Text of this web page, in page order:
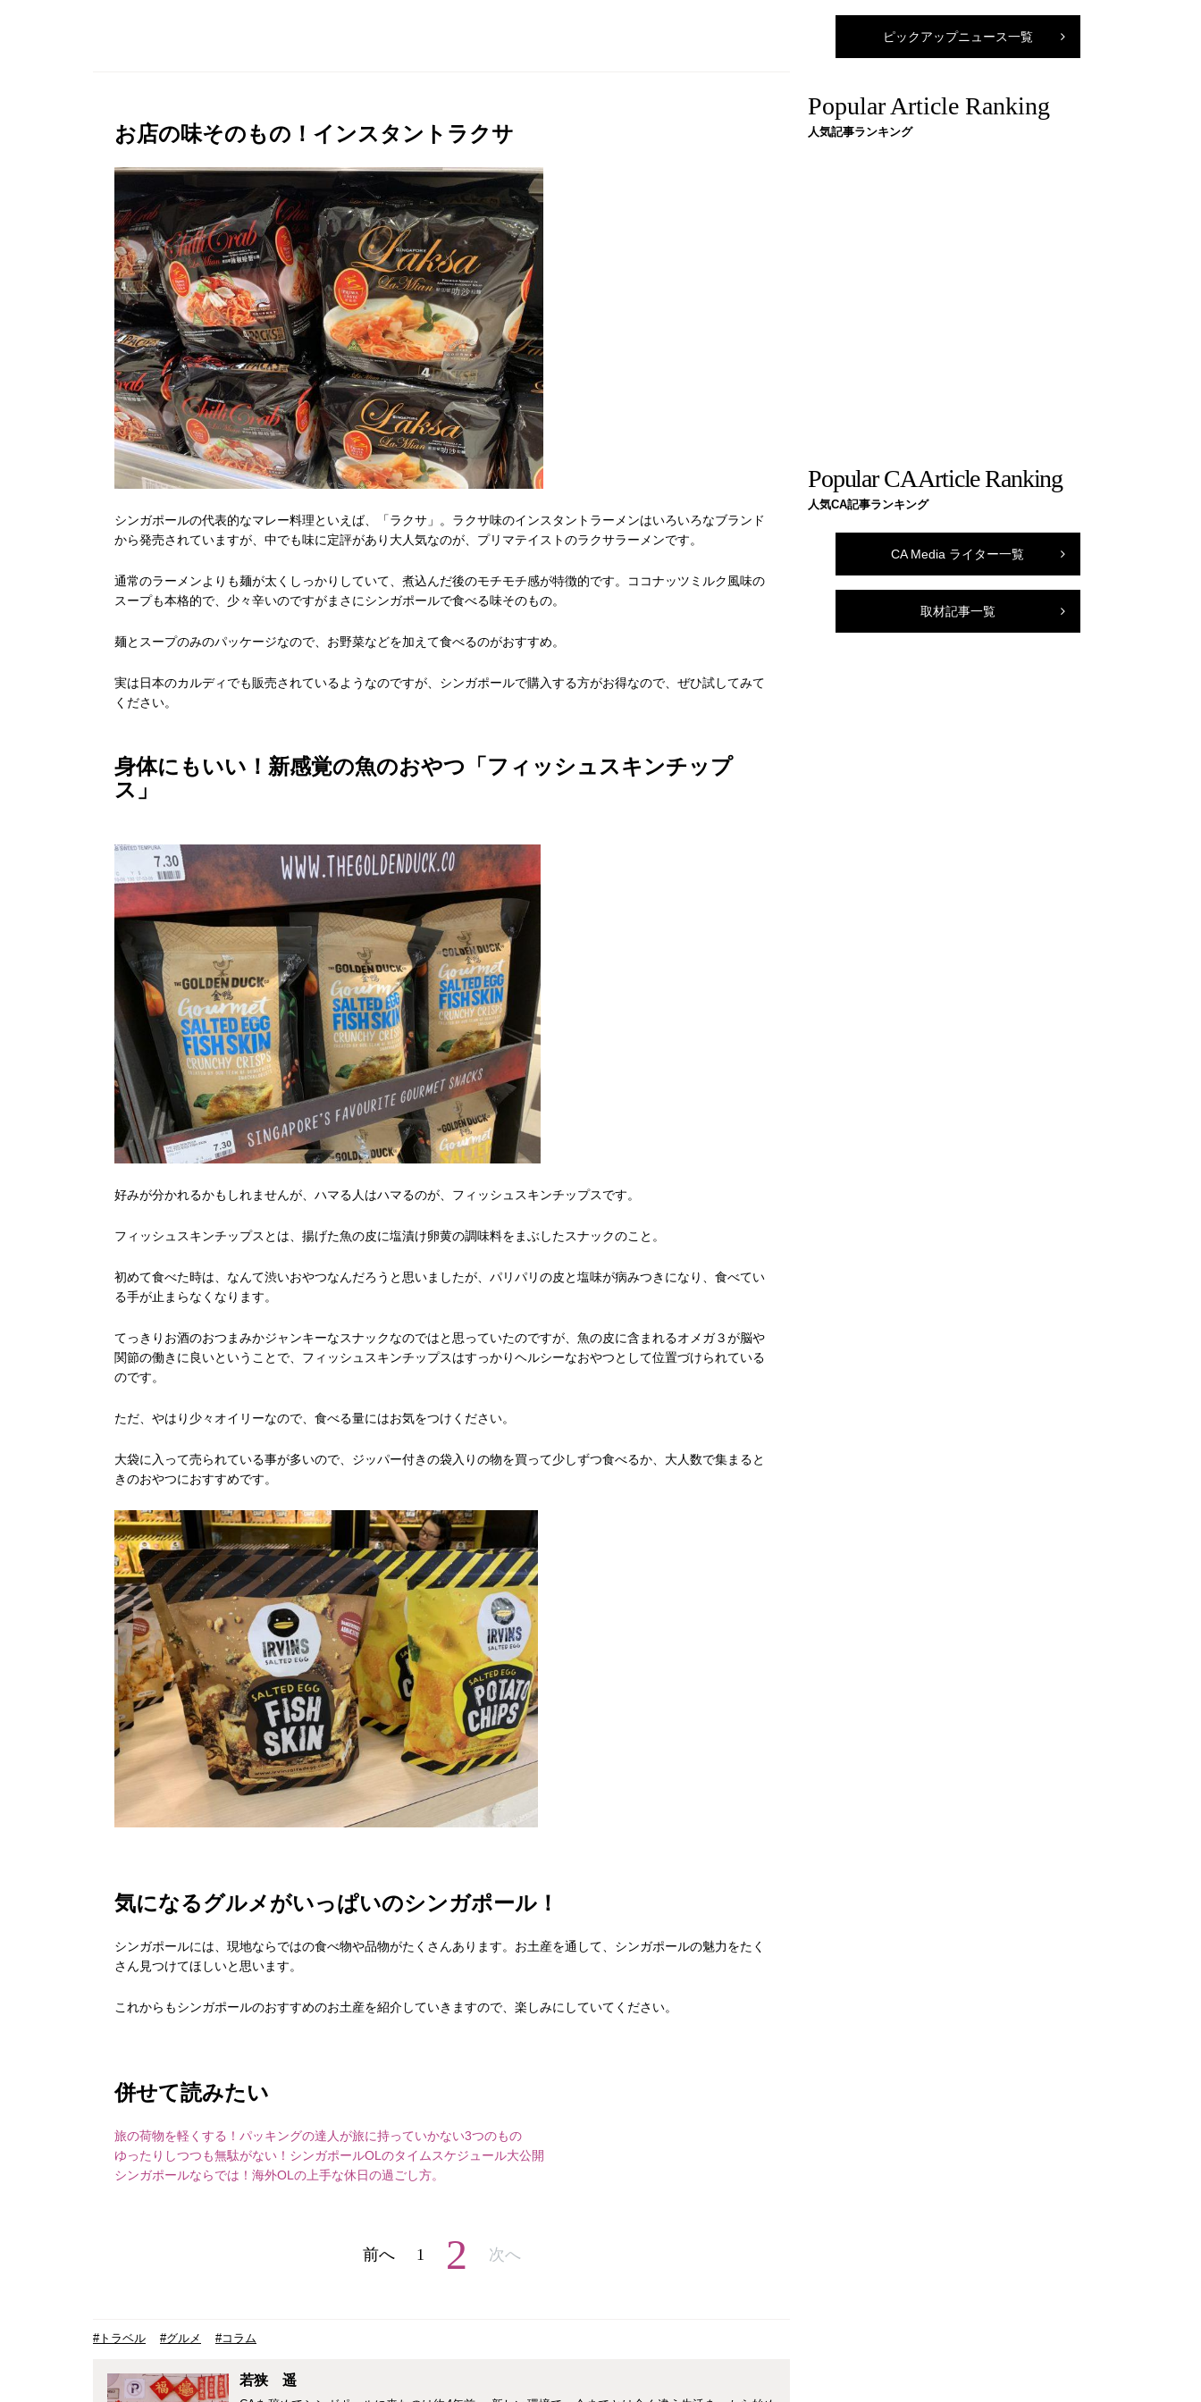
お店の味そのもの！インスタントラクサ
シンガポールの代表的なマレー料理といえば、「ラクサ」。ラクサ味のインスタントラーメンはいろいろなブランド
から発売されていますが、中でも味に定評があり大人気なのが、プリマテイストのラクサラーメンです。
通常のラーメンよりも麺が太くしっかりしていて、煮込んだ後のモチモチ感が特徴的です。ココナッツミルク風味の
スープも本格的で、少々辛いのですがまさにシンガポールで食べる味そのもの。
麺とスープのみのパッケージなので、お野菜などを加えて食べるのがおすすめ。
実は日本のカルディでも販売されているようなのですが、シンガポールで購入する方がお得なので、ぜひ試してみて
ください。
身体にもいい！新感覚の魚のおやつ「フィッシュスキンチップ
ス」
好みが分かれるかもしれませんが、ハマる人はハマるのが、フィッシュスキンチップスです。
フィッシュスキンチップスとは、揚げた魚の皮に塩漬け卵黄の調味料をまぶしたスナックのこと。
初めて食べた時は、なんて渋いおやつなんだろうと思いましたが、パリパリの皮と塩味が病みつきになり、食べてい
る手が止まらなくなります。
てっきりお酒のおつまみかジャンキーなスナックなのではと思っていたのですが、魚の皮に含まれるオメガ３が脳や
関節の働きに良いということで、フィッシュスキンチップスはすっかりヘルシーなおやつとして位置づけられている
のです。
ただ、やはり少々オイリーなので、食べる量にはお気をつけください。
大袋に入って売られている事が多いので、ジッパー付きの袋入りの物を買って少しずつ食べるか、大人数で集まると
きのおやつにおすすめです。
気になるグルメがいっぱいのシンガポール！
シンガポールには、現地ならではの食べ物や品物がたくさんあります。お土産を通して、シンガポールの魅力をたく
さん見つけてほしいと思います。
これからもシンガポールのおすすめのお土産を紹介していきますので、楽しみにしていてください。
併せて読みたい
旅の荷物を軽くする！パッキングの達人が旅に持っていかない3つのもの
ゆったりしつつも無駄がない！シンガポールOLのタイムスケジュール大公開
シンガポールならでは！海外OLの上手な休日の過ごし方。
前へ 1 2 次へ
#トラベル #グルメ #コラム
若狭 遥
ピックアップニュース一覧
Popular Article Ranking
人気記事ランキング
Popular CA Article Ranking
人気CA記事ランキング
CA Media ライター一覧
取材記事一覧